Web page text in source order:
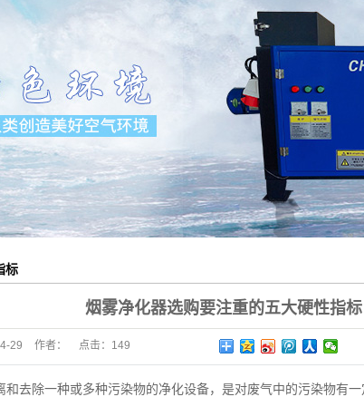
油雾净化器
油雾净化器配件
升降车
标
烟雾净化器选购要注重的五大硬性指标
29 作者： 点击： 149
和去除一种或多种污染物的净化设备，是对废气中的污染物有